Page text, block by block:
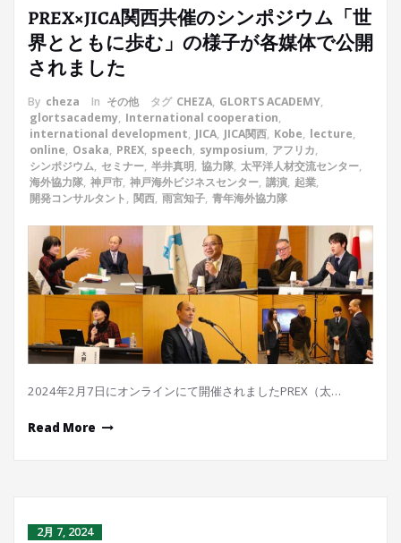
PREX×JICA関西共催のシンポジウム「世
界とともに歩む」の様子が各媒体で公開
されました
By cheza In その他 タグ CHEZA, GLORTS ACADEMY,
glortsacademy, International cooperation,
international development, JICA, JICA関西, Kobe, lecture,
online, Osaka, PREX, speech, symposium, アフリカ,
シンポジウム, セミナー, 半井真明, 協力隊, 太平洋人材交流センター,
海外協力隊, 神戸市, 神戸海外ビジネスセンター, 講演, 起業,
開発コンサルタント, 関西, 雨宮知子, 青年海外協力隊
2024年2月7日にオンラインにて開催されましたPREX（太…
Read More
2月 7, 2024